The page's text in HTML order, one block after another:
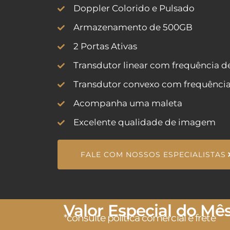
Doppler Colorido e Pulsado
Armazenamento de 500GB
2 Portas Ativas
Transdutor linear com frequência
Transdutor convexo com frequência
Acompanha uma maleta
Excelente qualidade de imagem
FALE COM NOSSOS ESPECIALISTAS
Valor Especial do
*consulte política comercial e frete